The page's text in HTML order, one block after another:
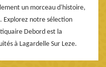
un morceau d'histoire,
Explorez notre sélection
Debord est la
à Lagardelle Sur Leze.